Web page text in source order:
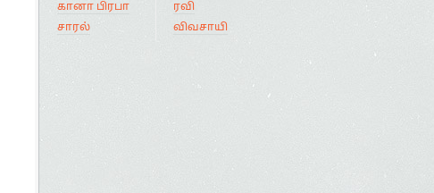
கானா பிரபா
சாரல்
ரவி
விவசாயி